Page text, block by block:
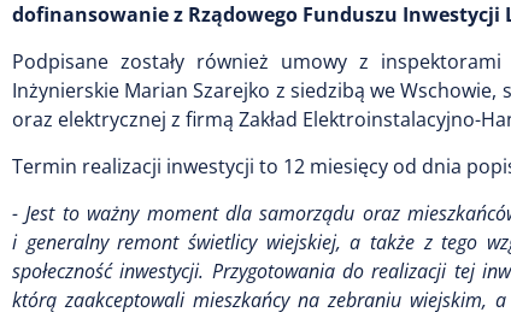
dofinansowanie z Rządowego Funduszu Inwestycji
Podpisane zostały również umowy z
Inżynierskie Marian Szarejko z siedzibą we Wschowie,
oraz elektrycznej z firmą Zakład Elektroinstalacyjno-
Termin realizacji inwestycji to 12 miesięcy od dnia
- Jest to ważny moment dla samorządu oraz
i generalny remont świetlicy wiejskiej, a także z tego
społeczność inwestycji. Przygotowania do realizacji tej
którą zaakceptowali mieszkańcy na zebraniu wiejskim,